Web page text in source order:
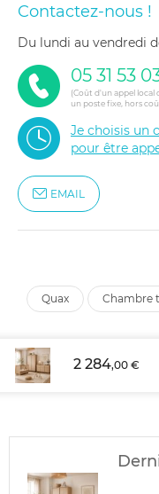
Contactez-nous !
du lundi au vendredi
05 31 53
(Coût d'un appel local
un poste fixe, hors
Je choisis un
pour être
EMAIL
quax chambre
2 284,00 €